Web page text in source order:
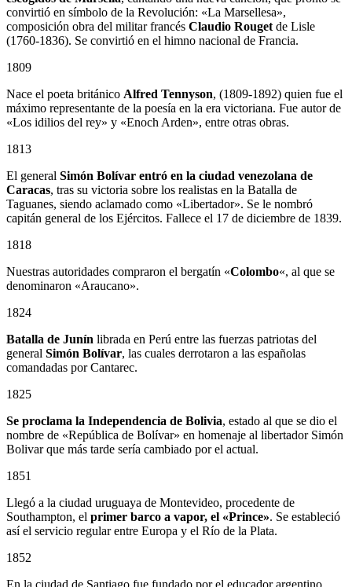
convirtió en símbolo de la Revolución: «La Marsellesa»,
composición obra del militar francés Claudio Rouget de Lisle
(1760-1836). Se convirtió en el himno nacional de Francia.
1809
Nace el poeta británico Alfred Tennyson, (1809-1892) quien fue el
máximo representante de la poesía en la era victoriana. Fue autor de
«Los idilios del rey» y «Enoch Arden», entre otras obras.
1813
El general Simón Bolívar entró en la ciudad venezolana de
Caracas, tras su victoria sobre los realistas en la Batalla de
Taguanes, siendo aclamado como «Libertador». Se le nombró
capitán general de los Ejércitos. Fallece el 17 de diciembre de 1839.
1818
Nuestras autoridades compraron el bergatín «Colombo«, al que se
denominaron «Araucano».
1824
Batalla de Junín librada en Perú entre las fuerzas patriotas del
general Simón Bolívar, las cuales derrotaron a las españolas
comandadas por Cantarec.
1825
Se proclama la Independencia de Bolivia, estado al que se dio el
nombre de «República de Bolívar» en homenaje al libertador Simón
Bolivar que más tarde sería cambiado por el actual.
1851
Llegó a la ciudad uruguaya de Montevideo, procedente de
Southampton, el primer barco a vapor, el «Prince». Se estableció
así el servicio regular entre Europa y el Río de la Plata.
1852
En la ciudad de Santiago fue fundado por el educador argentino